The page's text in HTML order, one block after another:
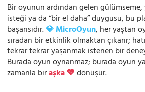
Bir oyunun ardından gelen
isteği ya da “bir el daha” duygusu, bu
başarısıdır.💎 MicroOyun, her yaştan
sıradan bir etkinlik olmaktan çıkarır;
tekrar tekrar yaşanmak istenen bir
Burada oyun oynanmaz; burada oyun
zamanla biraşka 💖dönüşür.